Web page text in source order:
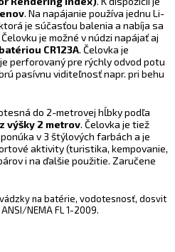
. Na napájanie používa jednu Li-
je súčasťou balenia a nabíja sa
je možné v núdzi napájať aj
CR123A. Čelovka je
perforovaný pre rýchly odvod potu
pasívnu viditeľnosť napr. pri behu
do 2-metrovej hĺbky podľa
výšky 2 metrov. Čelovka je tiež
v 3 štýlových farbách a je
aktivity (turistika, kempovanie,
i na ďalšie použitie. Zaručene
na batérie, vodotesnosť, dosvit
NEMA FL 1-2009.